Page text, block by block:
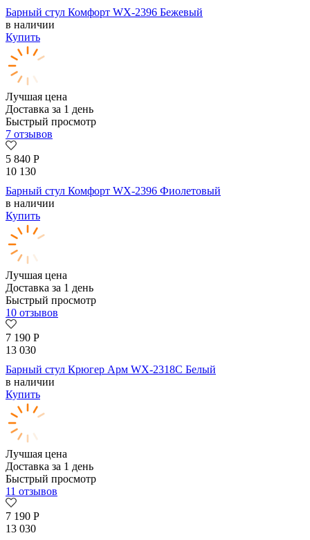
Барный стул Комфорт WX-2396 Бежевый
в наличии
Купить
Лучшая цена
Доставка за 1 день
Быстрый просмотр
7 отзывов
5 840 Р
10 130
Барный стул Комфорт WX-2396 Фиолетовый
в наличии
Купить
Лучшая цена
Доставка за 1 день
Быстрый просмотр
10 отзывов
7 190 Р
13 030
Барный стул Крюгер Арм WX-2318C Белый
в наличии
Купить
Лучшая цена
Доставка за 1 день
Быстрый просмотр
11 отзывов
7 190 Р
13 030